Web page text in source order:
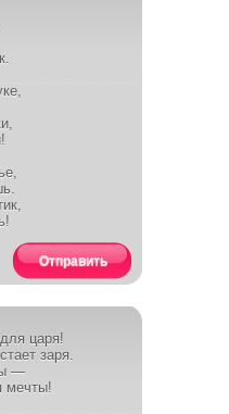
Отправить
царя!
заря.
—
мечты!